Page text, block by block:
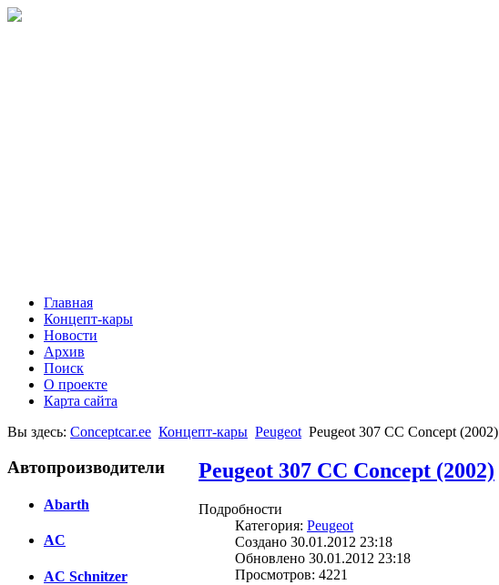
Главная
Концепт-кары
Новости
Архив
Поиск
О проекте
Карта сайта
Вы здесь: Conceptcar.ee Концепт-кары Peugeot Peugeot 307 CC Concept (2002)
Автопроизводители
Abarth
AC
AC Schnitzer
Peugeot 307 CC Concept (2002)
Подробности
Категория: Peugeot
Создано 30.01.2012 23:18
Обновлено 30.01.2012 23:18
Просмотров: 4221